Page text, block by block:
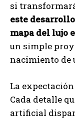
si
este
mapa del lujo
un simple
nacimiento de
La
Cada detalle
artificial